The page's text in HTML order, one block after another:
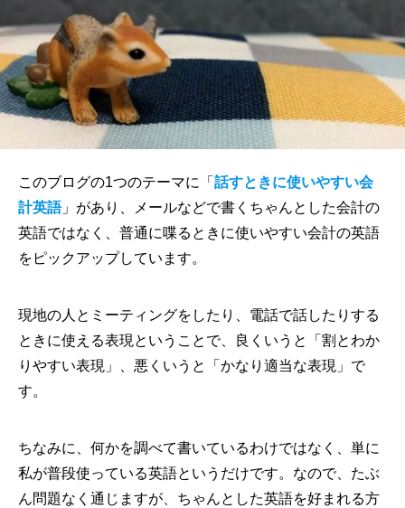
このブログの1つのテーマに「 話すときに使いやすい会
計英語」があり、メールなどで書くちゃんとした会計の
英語ではなく、普通に喋るときに使いやすい会計の英語
をピックアップしています。
現地の人とミーティングをしたり、電話で話したりする
ときに使える表現ということで、良くいうと「割とわか
りやすい表現」、悪くいうと「かなり適当な表現」で
す。
ちなみに、何かを調べて書いているわけではなく、単に
私が普段使っている英語というだけです。なので、たぶ
ん問題なく通じますが、ちゃんとした英語を好まれる方